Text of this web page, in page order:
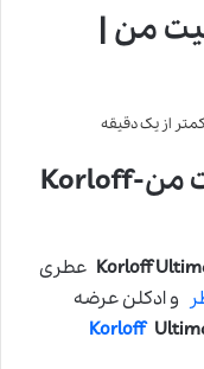
من |
کمتر از یک دقیقه
عطر ادکلن کورلوف آلتیمیت من-Korloff
عطری
و ادکلن عرضه
Korloff